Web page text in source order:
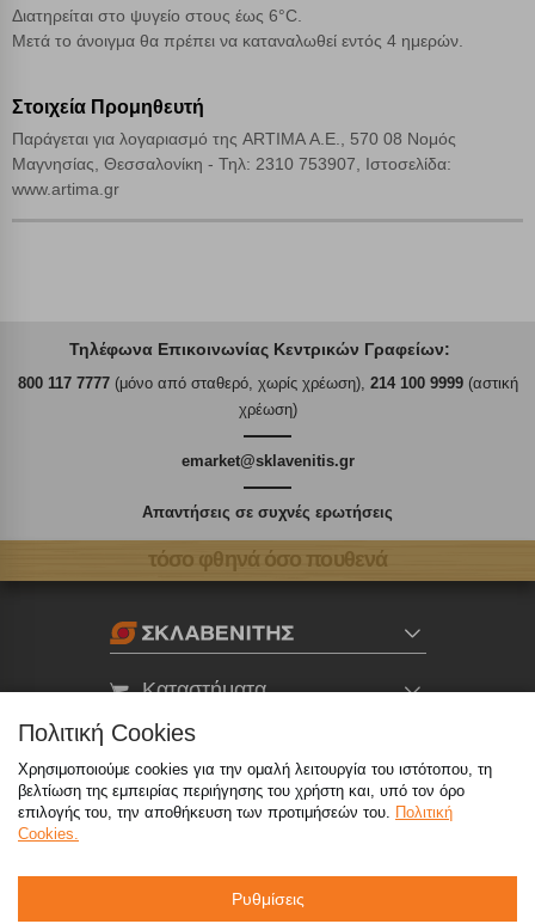
Διατηρείται στο ψυγείο στους έως 6°C.
Μετά το άνοιγμα θα πρέπει να καταναλωθεί εντός 4 ημερών.
Στοιχεία Προμηθευτή
Παράγεται για λογαριασμό της ARTIMA Α.Ε., 570 08 Νομός
Μαγνησίας, Θεσσαλονίκη - Τηλ: 2310 753907, Ιστοσελίδα:
www.artima.gr
Τηλέφωνα Επικοινωνίας Κεντρικών Γραφείων:
800 117 7777(μόνο από σταθερό, χωρίς χρέωση), 214 100 9999(αστική
χρέωση)
emarket@sklavenitis.gr
Απαντήσεις σε συχνές ερωτήσεις
τόσο φθηνά όσο πουθενά
Καταστήματα
eMarket
800 117 7777 (μόνο από σταθερό, χωρίς χρέωση),
info@sklavenitis.gr
Πολιτική Cookies
Χρησιμοποιούμε cookies για την ομαλή λειτουργία του ιστότοπου, τη
βελτίωση της εμπειρίας περιήγησης του χρήστη και, υπό τον όρο
επιλογής του, την αποθήκευση των προτιμήσεών του. Πολιτική
Cookies.
Ρυθμίσεις